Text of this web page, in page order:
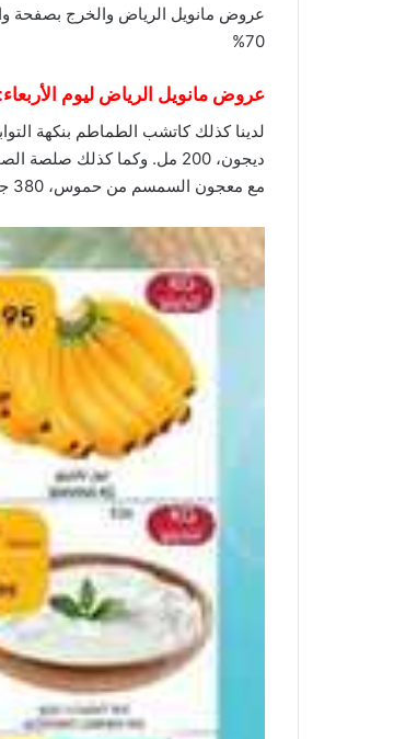
عروض مانويل الرياض والخرج بصفحة واحدة الأسبوعية 26 يونيو 2024 الموافق 20 ذو الحجة
70%
عروض مانويل الرياض ليوم الأربعاء:
ديجون، 200 مل. وكما كذلك
مع معجون السمسم من حموس، 380 جرام. وكما كذلك صلصال حراري حار حار , 250 جرام.